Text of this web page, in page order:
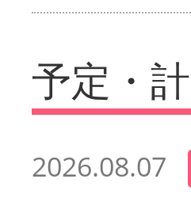
予定・
2026.08.07